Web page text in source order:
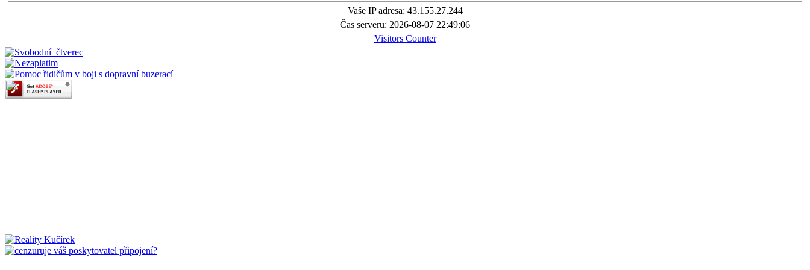
Vaše IP adresa: 43.155.27.244
Čas serveru: 2026-08-07 22:49:06
Visitors Counter